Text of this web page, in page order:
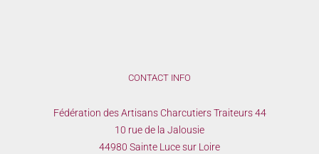
CONTACT INFO
Fédération des Artisans Charcutiers Traiteurs 44
10 rue de la Jalousie
44980 Sainte Luce sur Loire